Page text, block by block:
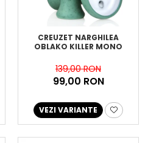
CREUZET NARGHILEA
OBLAKO KILLER MONO
139,00 RON
99,00 RON
VEZI VARIANTE